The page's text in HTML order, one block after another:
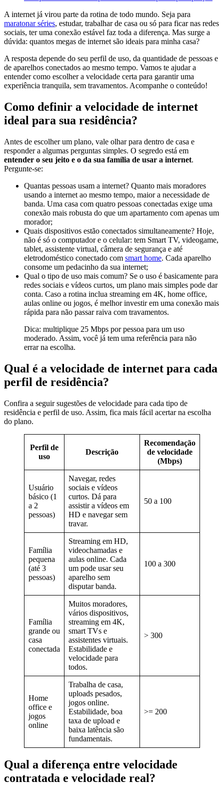
A internet já virou parte da rotina de todo mundo. Seja para
maratonar séries, estudar, trabalhar de casa ou só para ficar nas redes
sociais, ter uma conexão estável faz toda a diferença. Mas surge a
dúvida: quantos megas de internet são ideais para minha casa?
A resposta depende do seu perfil de uso, da quantidade de pessoas e
de aparelhos conectados ao mesmo tempo. Vamos te ajudar a
entender como escolher a velocidade certa para garantir uma
experiência tranquila, sem travamentos. Acompanhe o conteúdo!
Como definir a velocidade de internet
ideal para sua residência?
Antes de escolher um plano, vale olhar para dentro de casa e
responder a algumas perguntas simples. O segredo está em
entender o seu jeito e o da sua família de usar a internet.
Pergunte-se:
Quantas pessoas usam a internet? Quanto mais moradores
usando a internet ao mesmo tempo, maior a necessidade de
banda. Uma casa com quatro pessoas conectadas exige uma
conexão mais robusta do que um apartamento com apenas um
morador;
Quais dispositivos estão conectados simultaneamente? Hoje,
não é só o computador e o celular: tem Smart TV, videogame,
tablet, assistente virtual, câmera de segurança e até
eletrodoméstico conectado com smart home. Cada aparelho
consome um pedacinho da sua internet;
Qual o tipo de uso mais comum? Se o uso é basicamente para
redes sociais e vídeos curtos, um plano mais simples pode dar
conta. Caso a rotina inclua streaming em 4K, home office,
aulas online ou jogos, é melhor investir em uma conexão mais
rápida para não passar raiva com travamentos.
Dica: multiplique 25 Mbps por pessoa para um uso
moderado. Assim, você já tem uma referência para não
errar na escolha.
Qual é a velocidade de internet para cada
perfil de residência?
Confira a seguir sugestões de velocidade para cada tipo de
residência e perfil de uso. Assim, fica mais fácil acertar na escolha
do plano.
Perfil de
uso
Descrição
Recomendação
de velocidade
(Mbps)
Usuário
básico (1
a 2
pessoas)
Navegar, redes
sociais e vídeos
curtos. Dá para
assistir a vídeos em
HD e navegar sem
travar.
50 a 100
Família
pequena
(até 3
pessoas)
Streaming em HD,
videochamadas e
aulas online. Cada
um pode usar seu
aparelho sem
disputar banda.
100 a 300
Família
grande ou
casa
conectada
Muitos moradores,
vários dispositivos,
streaming em 4K,
smart TVs e
assistentes virtuais.
Estabilidade e
velocidade para
todos.
> 300
Home
office e
jogos
online
Trabalha de casa,
uploads pesados,
jogos online.
Estabilidade, boa
taxa de upload e
baixa latência são
fundamentais.
>= 200
Qual a diferença entre velocidade
contratada e velocidade real?